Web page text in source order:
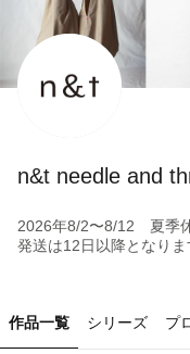
n&t needle and
2026年8/2〜8/12 夏季
発送は12日以降となりま
作品一覧 シリーズ プ